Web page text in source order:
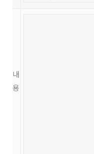
내
용